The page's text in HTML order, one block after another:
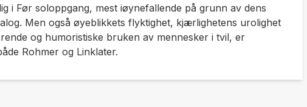
i Før soloppgang, mest iøynefallende på grunn av dens
Men også øyeblikkets flyktighet, kjærlighetens urolighet
og humoristiske bruken av mennesker i tvil, er
Rohmer og Linklater.